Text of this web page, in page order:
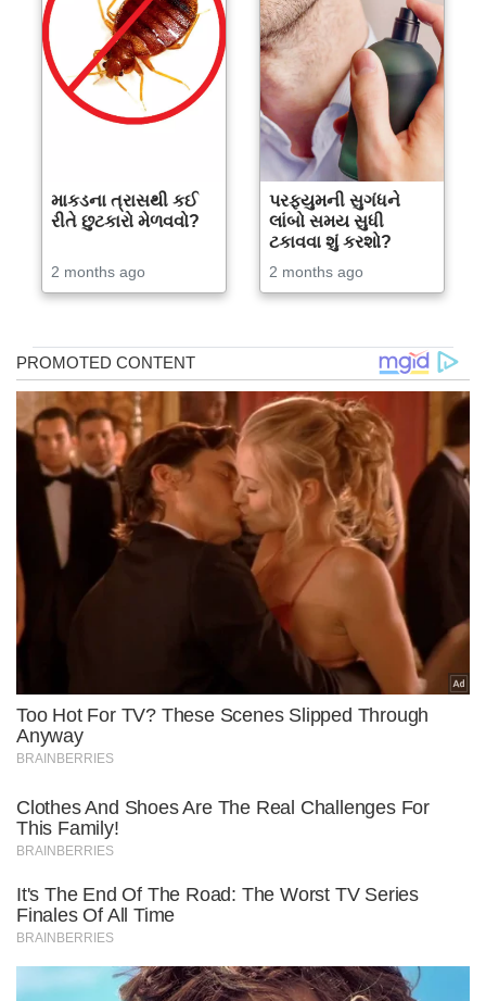
માકડના ત્રાસથી કઈ
રીતે છુટકારો મેળવવો?
2 months ago
પરફ્યુમની સુગંધને
લાંબો સમય સુધી
ટકાવવા શું કરશો?
2 months ago